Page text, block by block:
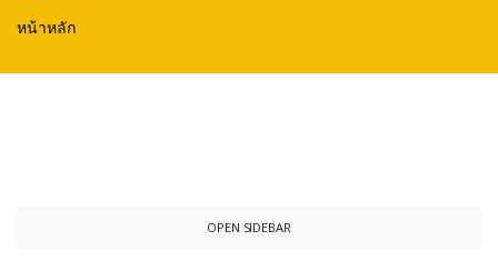
หน้าหลัก
OPEN SIDEBAR